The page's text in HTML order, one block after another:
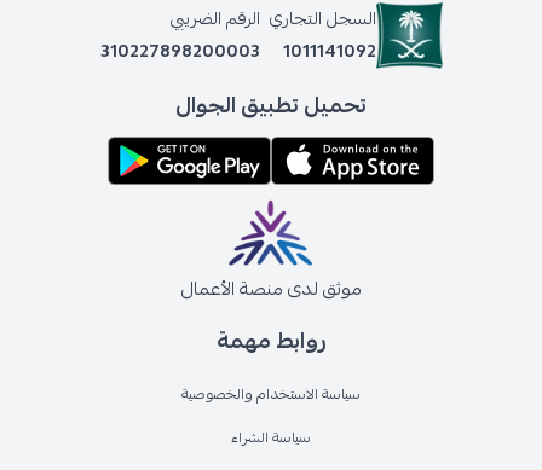
روابط مهمة
سياسة الاستخدام والخصوصية
سياسة الشراء
السجل التجاري
1011141092
الرقم الضريبي
310227898200003
تحميل تطبيق الجوال
موثق لدى منصة الأعمال